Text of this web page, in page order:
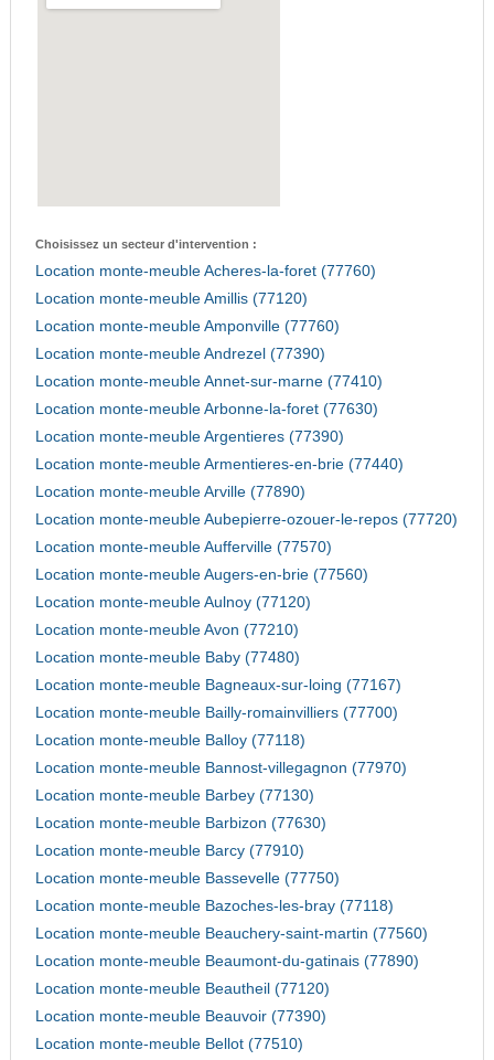
Choisissez un secteur d'intervention :
Location monte-meuble Acheres-la-foret (77760)
Location monte-meuble Amillis (77120)
Location monte-meuble Amponville (77760)
Location monte-meuble Andrezel (77390)
Location monte-meuble Annet-sur-marne (77410)
Location monte-meuble Arbonne-la-foret (77630)
Location monte-meuble Argentieres (77390)
Location monte-meuble Armentieres-en-brie (77440)
Location monte-meuble Arville (77890)
Location monte-meuble Aubepierre-ozouer-le-repos (77720)
Location monte-meuble Aufferville (77570)
Location monte-meuble Augers-en-brie (77560)
Location monte-meuble Aulnoy (77120)
Location monte-meuble Avon (77210)
Location monte-meuble Baby (77480)
Location monte-meuble Bagneaux-sur-loing (77167)
Location monte-meuble Bailly-romainvilliers (77700)
Location monte-meuble Balloy (77118)
Location monte-meuble Bannost-villegagnon (77970)
Location monte-meuble Barbey (77130)
Location monte-meuble Barbizon (77630)
Location monte-meuble Barcy (77910)
Location monte-meuble Bassevelle (77750)
Location monte-meuble Bazoches-les-bray (77118)
Location monte-meuble Beauchery-saint-martin (77560)
Location monte-meuble Beaumont-du-gatinais (77890)
Location monte-meuble Beautheil (77120)
Location monte-meuble Beauvoir (77390)
Location monte-meuble Bellot (77510)